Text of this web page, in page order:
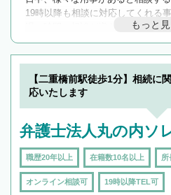
19時以降も相談に対応してくれる
遅い時間の相談が増えそうな場合
んで検索してみましょう。
19時以降TEL
を加えて
もっと
【二重橋前駅徒歩1分】相続に
応いたします
弁護士法人丸の内ソ
職歴20年以上 在籍数10名以上 所
オンライン相談可 19時以降TEL可